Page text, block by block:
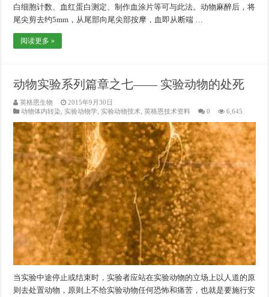
白细胞计数、血红蛋白测定、制作血涂片等可与此法。动物麻醉后，将
尾尖剪去约5mm，从尾部向尾尖部按摩，血即从断端 …
阅读更多 »
动物实验系列篇章之七—— 实验动物的处死
英格恩生物
2015年9月30日
动物体内转染 ,实验动物学 ,实验动物技术 ,英格恩技术资料 0 6,645
当实验中途停止或结束时，实验者应站在实验动物的立场上以人道的原
则去处置动物，原则上不给实验动物任何恐怖和痛苦，也就是要施行安